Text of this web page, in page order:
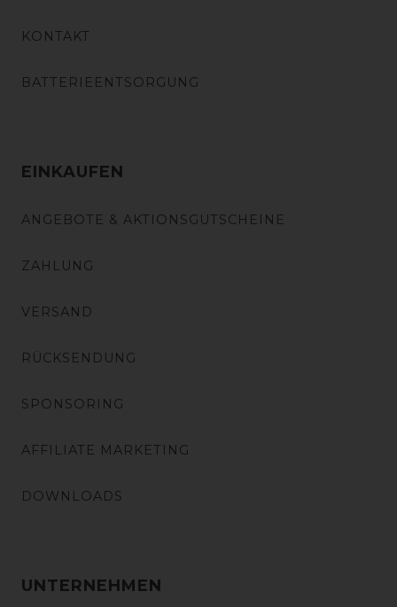
KONTAKT
BATTERIEENTSORGUNG
EINKAUFEN
ANGEBOTE & AKTIONSGUTSCHEINE
ZAHLUNG
VERSAND
RÜCKSENDUNG
SPONSORING
AFFILIATE MARKETING
DOWNLOADS
UNTERNEHMEN